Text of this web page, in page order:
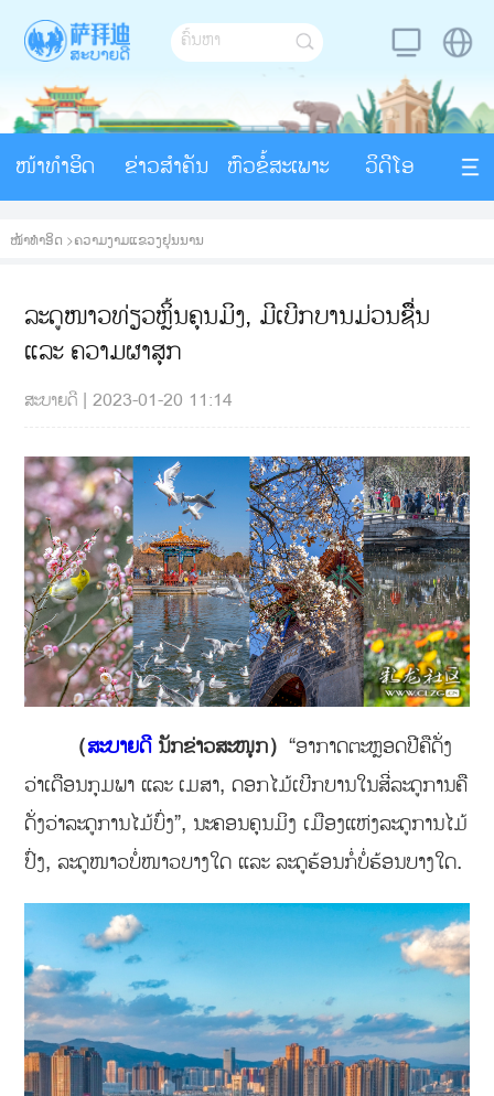
ໜ້າທຳອິດ ຂ່າວສຳຄັນ ຫົວຂໍ້ສະເພາະ ວິດີໂອ
ໜ້າທຳອິດ >ຄວາມງາມແຂວງຢຸນນານ
ລະດູໜາວທ່ຽວຫຼິ້ນຄຸນມິງ, ມີເບີກບານມ່ວນຊຶື່ນ
ແລະ ຄວາມຜາສຸກ
ສະບາຍດີ |2023-01-20 11:14
（ສະບາຍດີ ນັກຂ່າວສະໜຸກ）“ອາກາດຕະຫຼອດປີຄືດັ່ງ
ວ່າເດືອນກຸມພາ ແລະ ເມສາ, ດອກໄມ້ເບີກບານໃນສີ່ລະດູການຄື
ດັ່ງວ່າລະດູການໄມ້ບົ່ງ”, ນະຄອນຄຸນມິງ ເມືອງແຫ່ງລະດູການໄມ້
ປົ່ງ, ລະດູໜາວບໍ່ໜາວບາງໃດ ແລະ ລະດູຮ້ອນກໍ່ບໍ່ຮ້ອນບາງໃດ.